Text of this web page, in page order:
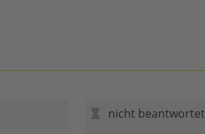
nicht beantwortet